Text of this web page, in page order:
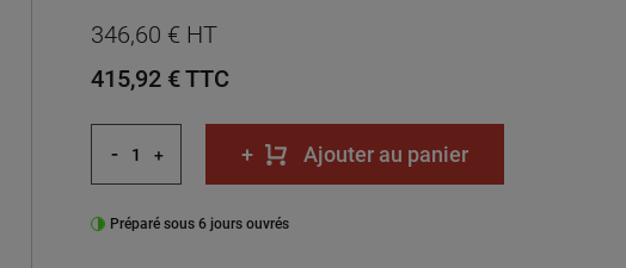
346,60 € HT
415,92 €TTC
- + + Ajouter au panier
Préparé sous 6 jours ouvrés